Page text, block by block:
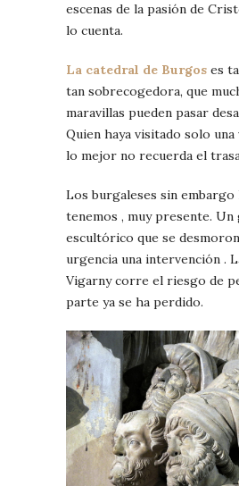
escenas de la pasión de
lo cuenta.
La catedral de Burgos es
tan sobrecogedora, que
maravillas pueden pasar
Quien haya visitado solo
lo mejor no recuerda el
Los burgaleses sin
tenemos , muy presente.
escultórico que se
urgencia una intervención .
Vigarny corre el riesgo de
parte ya se ha perdido.